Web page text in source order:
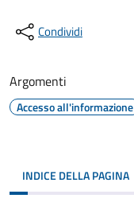
Condividi
Argomenti
Accesso all'informazione
INDICE DELLA PAGINA